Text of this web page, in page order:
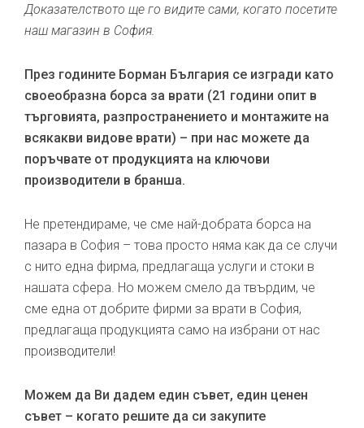
Доказателството ще го видите сами, когато посетите
наш магазин в София.
През годините Борман България се изгради като
своеобразна борса за врати (21 години опит в
търговията, разпространението и монтажите на
всякакви видове врати) – при нас можете да
поръчвате от продукцията на ключови
производители в бранша.
Не претендираме, че сме най-добрата борса на
пазара в София – това просто няма как да се случи
с нито една фирма, предлагаща услуги и стоки в
нашата сфера. Но можем смело да твърдим, че
сме една от добрите фирми за врати в София,
предлагаща продукцията само на избрани от нас
производители!
Можем да Ви дадем един съвет, един ценен
съвет – когато решите да си закупите